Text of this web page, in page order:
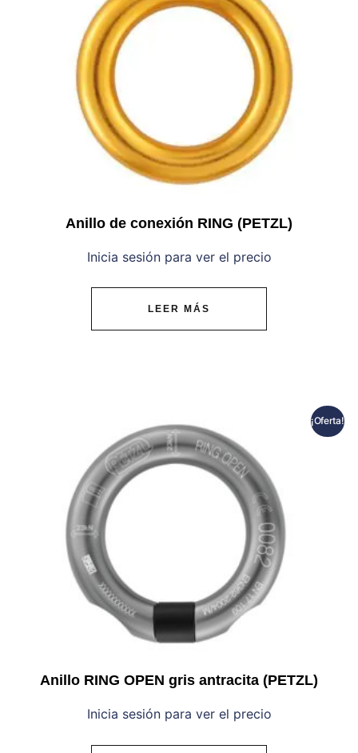
Anillo de conexión RING (PETZL)
Inicia sesión para ver el precio
LEER MÁS
¡Oferta!
Anillo RING OPEN gris antracita (PETZL)
Inicia sesión para ver el precio